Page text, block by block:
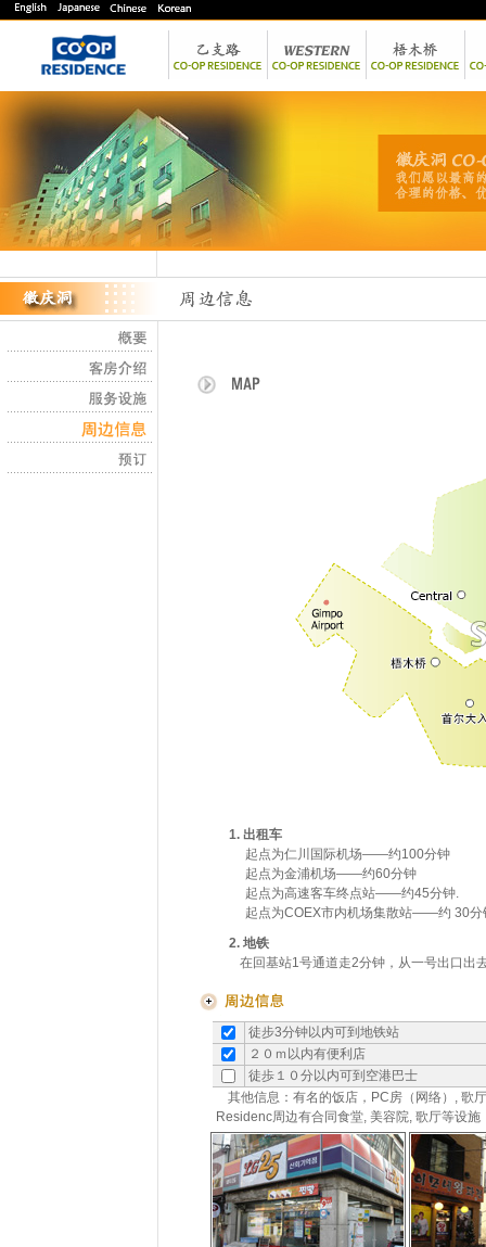
1. 出租车
起点为仁川国际机场——约100分钟
起点为金浦机场——约60分钟
起点为高速客车终点站——约45分钟.
起点为COEX市内机场集散站——约 30分
2. 地铁
在回基站1号通道走2分钟，从一号出口出
徒步3分钟以内可到地铁站
２０ｍ以内有便利店
徒歩１０分以内可到空港巴士
其他信息：有名的饭店，PC房（网络）, 歌
Residenc周边有合同食堂, 美容院, 歌厅等设